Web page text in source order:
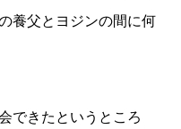
養父とヨジンの間に何
できたというところ